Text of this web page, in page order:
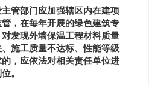
主管部门应加强辖区内在建项
，在每年开展的绿色建筑专
发现外墙保温工程材料质量
施工质量不达标、性能等级
，应依法对相关责任单位进
。